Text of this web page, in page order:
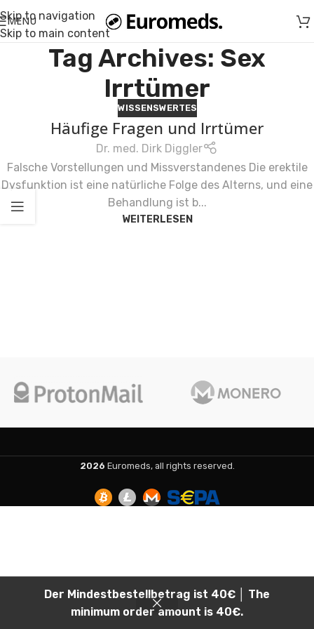
Der Mindestbestellbetrag ist 40€ │ The
minimum order amount is 40€.
Skip to navigation
Skip to main content
MENU
Tag Archives: Sex
Irrtümer
WISSENSWERTES
Häufige Fragen und Irrtümer
Dr. med. Dirk Diggler
Falsche Vorstellungen und Missverstandenes Die erektile
Dysfunktion ist eine natürliche Folge des Alterns, und eine
Behandlung ist b...
WEITERLESEN
2026 Euromeds, all rights reserved.